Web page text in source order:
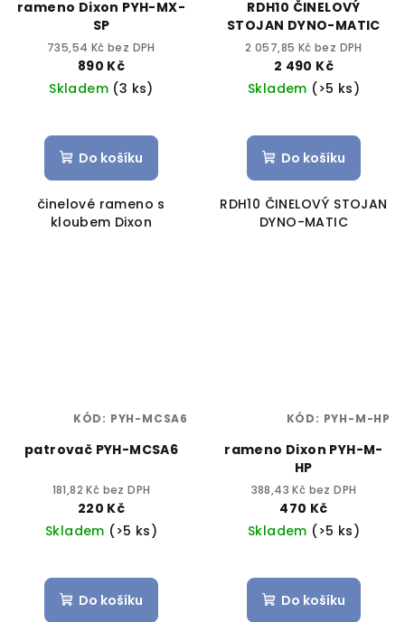
rameno Dixon PYH-MX-
SP
735,54 Kč bez DPH
890 Kč
Skladem (3 ks)
Do košíku
činelové rameno s
kloubem Dixon
RDH10 ČINELOVÝ
STOJAN DYNO-MATIC
2 057,85 Kč bez DPH
2 490 Kč
Skladem (>5 ks)
Do košíku
RDH10 ČINELOVÝ STOJAN
DYNO-MATIC
patrovač PYH-MCSA6
181,82 Kč bez DPH
220 Kč
Skladem (>5 ks)
Do košíku
KÓD: PYH-MCSA6
rameno Dixon PYH-M-
HP
388,43 Kč bez DPH
470 Kč
Skladem (>5 ks)
Do košíku
KÓD: PYH-M-HP